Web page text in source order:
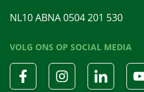
NL10 ABNA 0504 201 530
VOLG ONS OP SOCIAL MEDIA